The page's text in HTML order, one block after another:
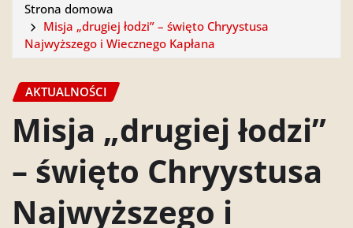
Strona domowa
Misja „drugiej łodzi” – święto Chryystusa
Najwyższego i Wiecznego Kapłana
AKTUALNOŚCI
Misja „drugiej łodzi”
– święto Chryystusa
Najwyższego i